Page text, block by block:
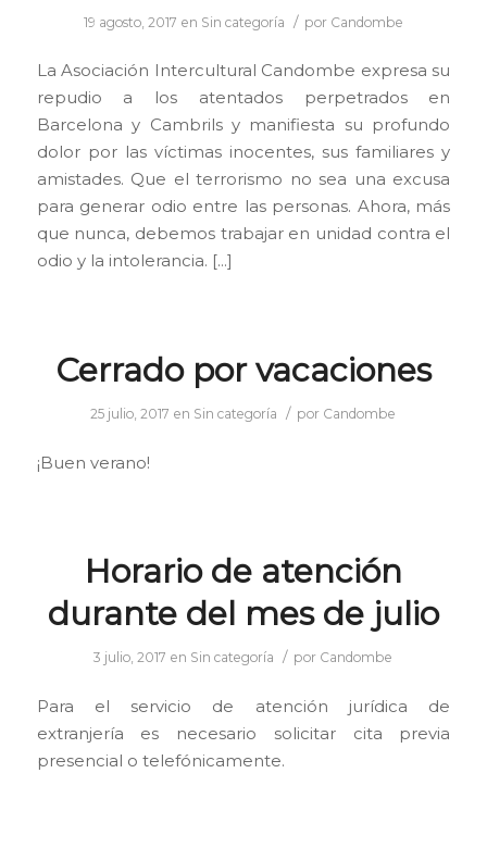
19 agosto, 2017 en Sin categoría / por Candombe
La Asociación Intercultural Candombe expresa su
repudio a los atentados perpetrados en
Barcelona y Cambrils y manifiesta su profundo
dolor por las víctimas inocentes, sus familiares y
amistades. Que el terrorismo no sea una excusa
para generar odio entre las personas. Ahora, más
que nunca, debemos trabajar en unidad contra el
odio y la intolerancia. […]
Cerrado por vacaciones
25 julio, 2017 en Sin categoría / por Candombe
¡Buen verano!
Horario de atención
durante del mes de julio
3 julio, 2017 en Sin categoría / por Candombe
Para el servicio de atención jurídica de
extranjería es necesario solicitar cita previa
presencial o telefónicamente.